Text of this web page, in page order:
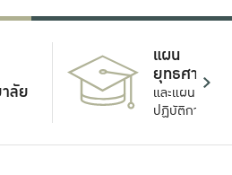
ลัย
แผน
ยุทธศาสตร์
และแผน
ปฏิบัติการ